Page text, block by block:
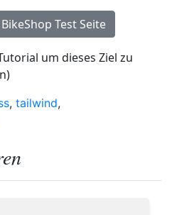
Test Seite
um dieses Ziel zu
, tailwind,